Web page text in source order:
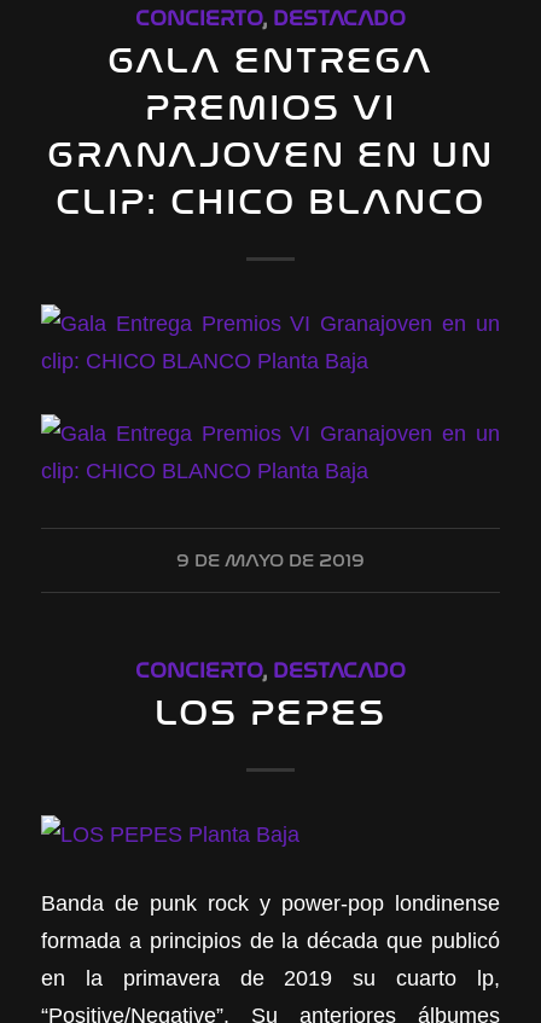
CONCIERTO, DESTACADO
GALA ENTREGA
PREMIOS VI
GRANAJOVEN EN UN
CLIP: CHICO BLANCO
9 DE MAYO DE 2019
CONCIERTO, DESTACADO
LOS PEPES
Banda de punk rock y power-pop londinense
formada a principios de la década que publicó
en la primavera de 2019 su cuarto lp,
“Positive/Negative”. Su anteriores álbumes